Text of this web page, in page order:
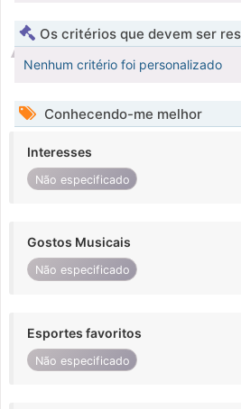
Os critérios que devem ser
Nenhum critério foi personalizado
Conhecendo-me melhor
Interesses
Não especificado
Gostos Musicais
Não especificado
Esportes favoritos
Não especificado